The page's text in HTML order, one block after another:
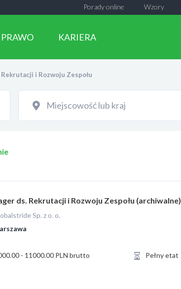
Wzory
Porady online
PRAWO KARIERA
i Rozwoju Zespołu
ds. Rekrutacji i Rozwoju Zespołu (archiwalne)
Sp. z o. o.
- 11000.00 PLN brutto Pełny etat